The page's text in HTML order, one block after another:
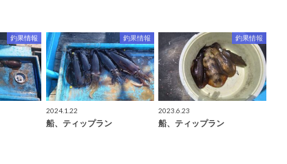
釣果情報 釣果情報
2024.1.22
船、ティップラン
釣果情報
2023.6.23
船、ティップラン